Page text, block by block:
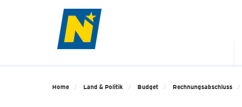
Home Land & Politik Budget Rechnungsabschluss